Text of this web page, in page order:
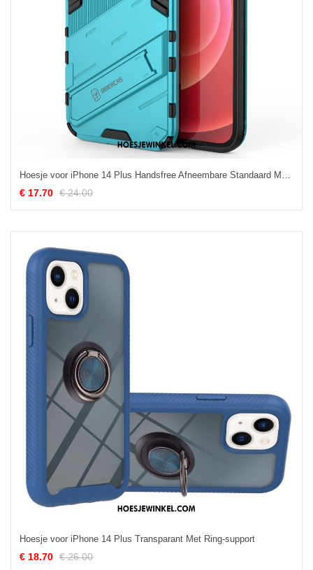
Hoesje voor iPhone 14 Plus Handsfree Afneembare Standaard Met Twee Standen
€ 17.70 € 24.00
Hoesje voor iPhone 14 Plus Transparant Met Ring-support
€ 18.70 € 26.00